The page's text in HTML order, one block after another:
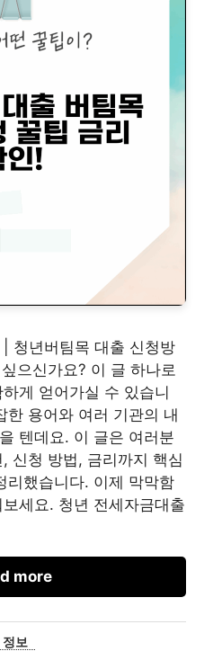
청년버팀목 대출 신청방
으신가요? 이 글 하나로
게 얻어가실 수 있습니
한 용어와 여러 기관의 내
텐데요. 이 글은 여러분
신청 방법, 금리까지 핵심
리했습니다. 이제 막막함
세요. 청년 전세자금대출
more
카정보